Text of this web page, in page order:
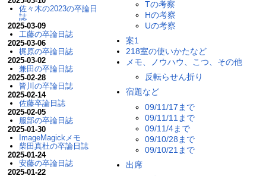
Tの考察
Hの考察
Uの考察
案1
218室の使いかたなど
メモ、ノウハウ、こつ、その他
反転らせん折り
宿題など
09/11/17まで
09/11/11まで
09/11/4まで
09/10/28まで
09/10/21まで
出席
佐々木の2023の卒論日
誌
2025-03-09
工藤の卒論日誌
2025-03-06
梶原の卒論日誌
2025-03-02
兼田の卒論日誌
2025-02-28
皆川の卒論日誌
2025-02-14
佐藤卒論日誌
2025-02-05
服部の卒論日誌
2025-01-30
ImageMagickメモ
柴田真杜の卒論日誌
2025-01-24
安藤の卒論日誌
2025-01-22